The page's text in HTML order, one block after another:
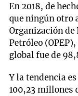
En 2018, de
que ningún otro
Organización de
Petróleo
global fue de
Y la tendencia
100,23 millones